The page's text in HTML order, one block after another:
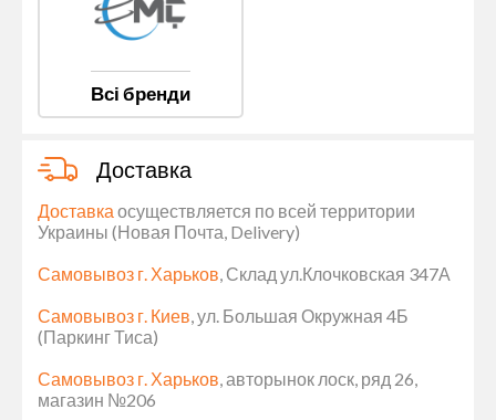
Всі бренди
Доставка
Доставка осуществляется по всей территории
Украины (Новая Почта, Delivery)
Самовывоз г. Харьков, Склад ул.Клочковская 347А
Самовывоз г. Киев, ул. Большая Окружная 4Б
(Паркинг Тиса)
Самовывоз г. Харьков, авторынок лоск, ряд 26,
магазин №206